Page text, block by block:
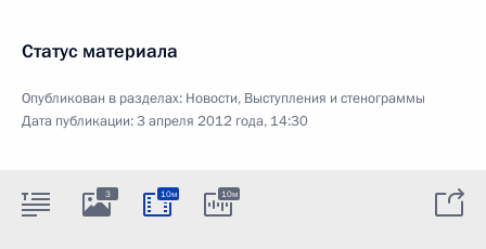
Статус материала
Опубликован в разделах: Новости, Выступления и стенограммы
Дата публикации:3 апреля 2012 года, 14:30
3 10м 10м